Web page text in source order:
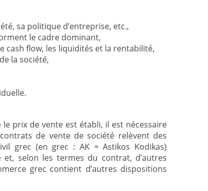
sa politique d’entreprise, etc.,
le cadre dominant,
cash flow, les liquidités et la rentabilité,
la société,
prix de vente est établi, il est nécessaire
de vente de société relèvent des
grec (en grec : AK = Astikos Kodikas)
selon les termes du contrat, d’autres
grec contient d’autres dispositions